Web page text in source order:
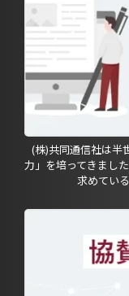
(株)共同通信社は半
力」を培ってきまし
求めてい